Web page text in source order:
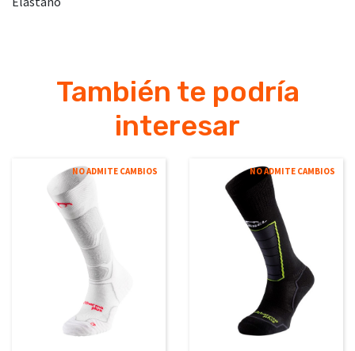
También te podría
interesar
NO ADMITE CAMBIOS NO ADMITE CAMBIOS